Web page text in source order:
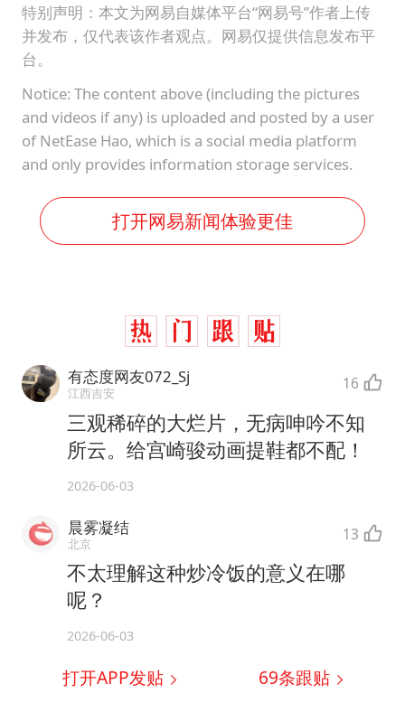
特别声明：本文为网易自媒体平台“网易号”作者上传
并发布，仅代表该作者观点。网易仅提供信息发布平
台。
Notice: The content above (including the pictures
and videos if any) is uploaded and posted by a user
of NetEase Hao, which is a social media platform
and only provides information storage services.
打开网易新闻体验更佳
有态度网友072_Sj
江西吉安 16
三观稀碎的大烂片，无病呻吟不知
所云。给宫崎骏动画提鞋都不配！
2026-06-03
晨雾凝结
北京 13
不太理解这种炒冷饭的意义在哪
呢？
2026-06-03
打开APP发贴 69条跟贴